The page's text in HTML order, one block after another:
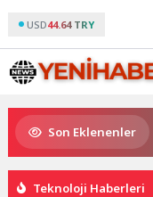
USD44.64 TRY
Son Eklenenler
Kral Türkiye’nin ilk
Teknoloji Haberleri